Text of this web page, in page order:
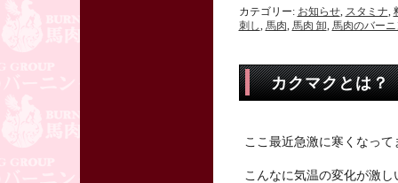
カテゴリー: お知らせ, スタミナ
刺し
馬肉 馬肉 卸 馬肉のバー
カクマクとは
ここ最近急激に寒くなっ
こんなに気温の変化が激し